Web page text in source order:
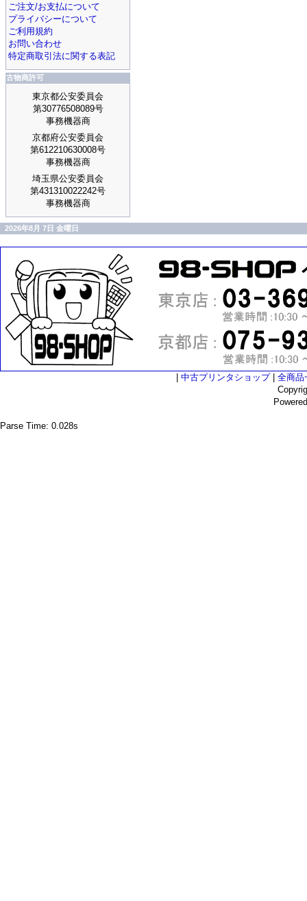
ご注文/お支払について
プライバシーについて
ご利用規約
お問い合わせ
特定商取引法に関する表記
古物商許可
東京都公安委員会
第30776508089号
事務機器商
京都府公安委員会
第612210630008号
事務機器商
埼玉県公安委員会
第431310022242号
事務機器商
2026年8月 7日 金曜日
中古プリンタショップ| 全商品
Parse Time: 0.028s